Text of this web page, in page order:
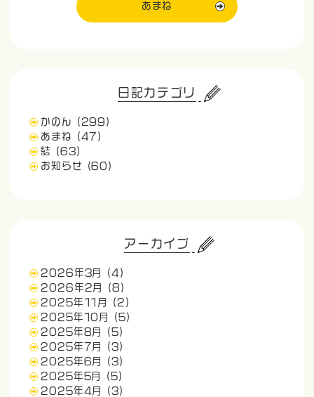
あまね
日記カテゴリ
かのん
(299)
あまね
(47)
結
(63)
お知らせ
(60)
アーカイブ
2026年3月
(4)
2026年2月
(8)
2025年11月
(2)
2025年10月
(5)
2025年8月
(5)
2025年7月
(3)
2025年6月
(3)
2025年5月
(5)
2025年4月
(3)